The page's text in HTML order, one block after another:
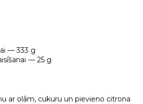
— 333 g
— 25 g
ar olām, cukuru un pievieno citrona